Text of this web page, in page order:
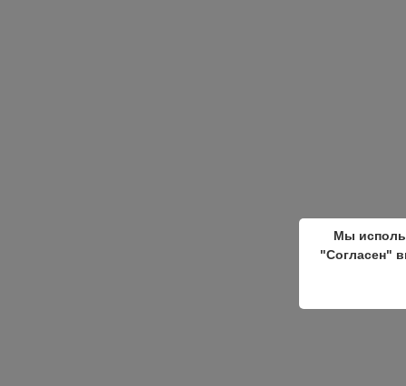
Мы
"Согласен"